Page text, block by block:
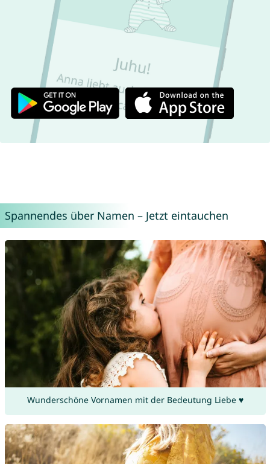
Spannendes über Namen – Jetzt eintauchen
Wunderschöne Vornamen mit der Bedeutung Liebe ♥